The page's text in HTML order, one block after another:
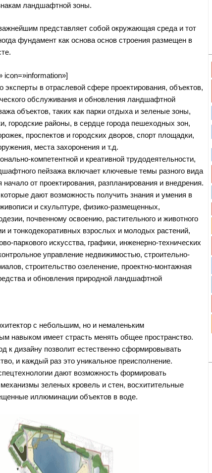
ландшафтной зоны.
представляет собой окружающая среда и тот
фундамент как основа основ строения размещен в
icon=»information»]
эксперты в отраслевой сфере проектирования, объектов,
обслуживания и обновления ландшафтной
объектов, таких как парки отдыха и зеленые зоны,
городские районы, в сердце города пешеходных зон,
проспектов и городских дворов, спорт площадки,
места захоронения и т.д.
компетентной и креативной трудодеятельности,
пейзажа включает ключевые темы разного вида
от проектирования, разпланирования и внедрения.
дают возможность получить знания и умения в
и скульптуре, физико-размещенных,
почвенному освоению, растительного и животного
и тонкодекоративных взрослых и молодых растений,
паркового искусства, графики, инженерно-технических
управление недвижимостью, строительно-
строительство озеленение, проектно-монтажная
и обновления природной ландшафтной
с небольшим, но и немаленьким
навыком имеет страсть менять общее пространство.
к дизайну позволит естественно сформировывать
и каждый раз это уникальное преисполнение.
дают возможность формировать
зеленых кровель и стен, восхитительные
иллюминации объектов в воде.